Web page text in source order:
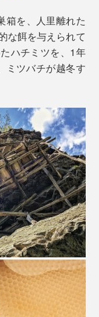
箱を、人里離れた
な餌を与えられて
ハチミツを、1年
ミツバチが越冬す